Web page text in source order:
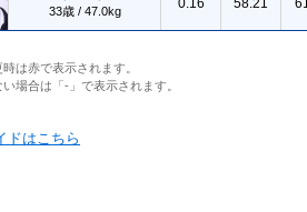
33歳 / 47.0kg
0.16
58.21
は赤で表示されます。
場合は「-」で表示されます。
ドはこちら